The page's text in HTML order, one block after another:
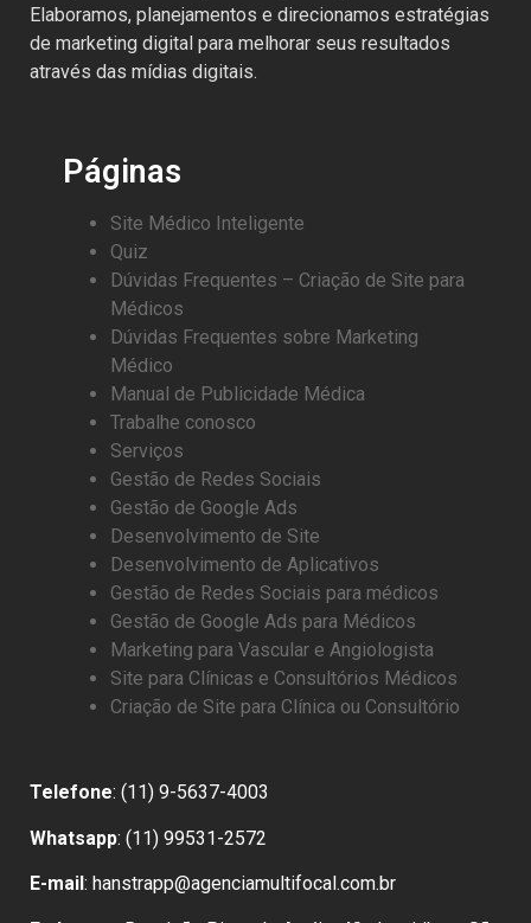
Elaboramos, planejamentos e direcionamos estratégias
de marketing digital para melhorar seus resultados
através das mídias digitais.
Páginas
Site Médico Inteligente
Quiz
Dúvidas Frequentes – Criação de Site para
Médicos
Dúvidas Frequentes sobre Marketing
Médico
Manual de Publicidade Médica
Trabalhe conosco
Serviços
Gestão de Redes Sociais
Gestão de Google Ads
Desenvolvimento de Site
Desenvolvimento de Aplicativos
Gestão de Redes Sociais para médicos
Gestão de Google Ads para Médicos
Marketing para Vascular e Angiologista
Site para Clínicas e Consultórios Médicos
Criação de Site para Clínica ou Consultório
Telefone: (11) 9-5637-4003
Whatsapp: (11) 99531-2572
E-mail: hanstrapp@agenciamultifocal.com.br